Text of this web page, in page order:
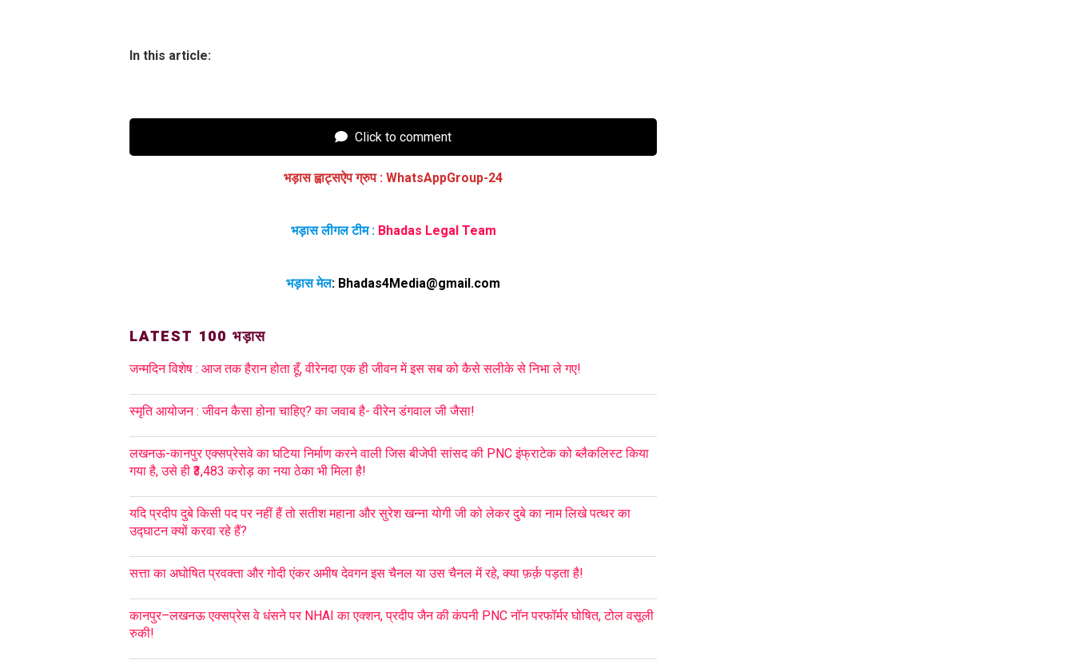
In this article:
Click to comment
भड़ास ह्वाट्सऐप ग्रुप : WhatsAppGroup-24
भड़ास लीगल टीम : Bhadas Legal Team
भड़ास मेल: Bhadas4Media@gmail.com
LATEST 100 भड़ास
जन्मदिन विशेष : आज तक हैरान होता हूँ, वीरेनदा एक ही जीवन में इस सब को कैसे सलीके से निभा ले गए!
स्मृति आयोजन : जीवन कैसा होना चाहिए? का जवाब है- वीरेन डंगवाल जी जैसा!
लखनऊ-कानपुर एक्सप्रेसवे का घटिया निर्माण करने वाली जिस बीजेपी सांसद की PNC इंफ्राटेक को ब्लैकलिस्ट किया
गया है, उसे ही ₹3,483 करोड़ का नया ठेका भी मिला है!
यदि प्रदीप दुबे किसी पद पर नहीं हैं तो सतीश महाना और सुरेश खन्ना योगी जी को लेकर दुबे का नाम लिखे पत्थर का
उद्घाटन क्यों करवा रहे हैं?
सत्ता का अघोषित प्रवक्ता और गोदी एंकर अमीष देवगन इस चैनल या उस चैनल में रहे, क्या फ़र्क़ पड़ता है!
कानपुर–लखनऊ एक्सप्रेस वे धंसने पर NHAI का एक्शन, प्रदीप जैन की कंपनी PNC नॉन परफॉर्मर घोषित, टोल वसूली
रुकी!